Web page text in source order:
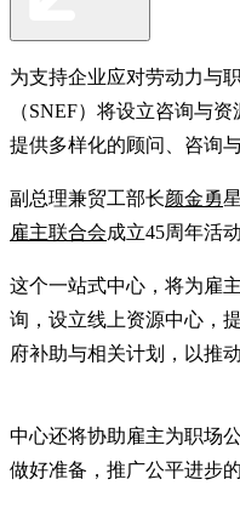
为支持企业应对劳动力与
（SNEF）将设立咨询与
提供多样化的顾问、咨询
副总理兼贸工部长颜金勇
雇主联合会成立45周年活
这个一站式中心，将为雇
询，设立线上资源中心，
府补助与相关计划，以推
中心还将协助雇主为职场公
做好准备，推广公平进步